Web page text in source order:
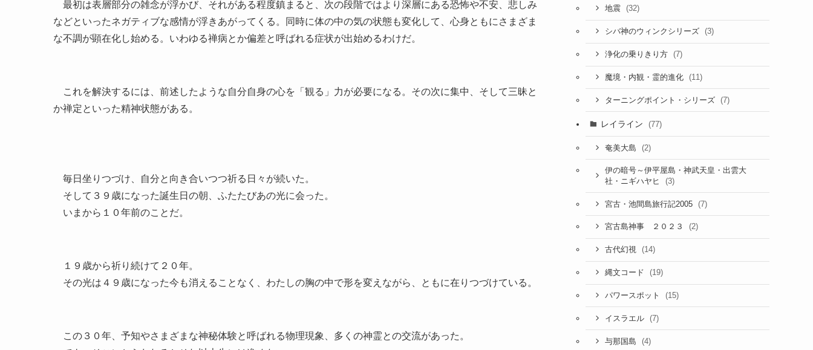
最初は表層部分の雑念が浮かび、それがある程度鎮まると、次の段階ではより深層にある恐怖や不安、悲しみ
などといったネガティブな感情が浮きあがってくる。同時に体の中の気の状態も変化して、心身ともにさまざま
な不調が顕在化し始める。いわゆる禅病とか偏差と呼ばれる症状が出始めるわけだ。
これを解決するには、前述したような自分自身の心を「観る」力が必要になる。その次に集中、そして三昧と
か禅定といった精神状態がある。
毎日坐りつづけ、自分と向き合いつつ祈る日々が続いた。
そして３９歳になった誕生日の朝、ふたたびあの光に会った。
いまから１０年前のことだ。
１９歳から祈り続けて２０年。
その光は４９歳になった今も消えることなく、わたしの胸の中で形を変えながら、ともに在りつづけている。
この３０年、予知やさまざまな神秘体験と呼ばれる物理現象、多くの神霊との交流があった。
地震 (32)
シバ神のウィンクシリーズ (3)
浄化の乗りきり方 (7)
魔境・内観・霊的進化 (11)
ターニングポイント・シリーズ (7)
レイライン (77)
奄美大島 (2)
伊の暗号～伊平屋島・神武天皇・出雲大
社・ニギハヤヒ
(3)
宮古・池間島旅行記2005 (7)
宮古島神事 ２０２３ (2)
古代幻視 (14)
縄文コード (19)
パワースポット (15)
イスラエル (7)
与那国島 (4)